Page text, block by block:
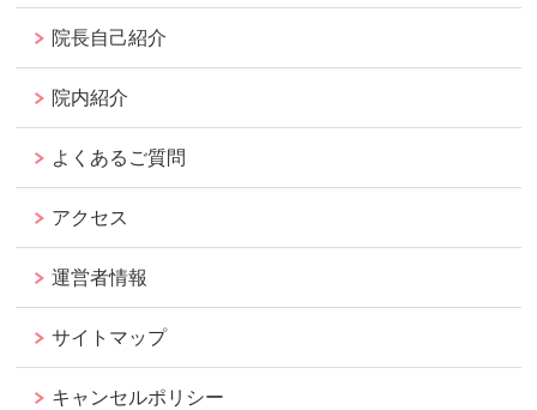
院長自己紹介
院内紹介
よくあるご質問
アクセス
運営者情報
サイトマップ
キャンセルポリシー